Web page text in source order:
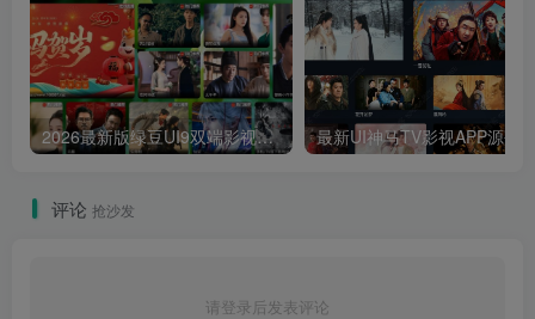
2026最新版绿豆UI9双端影视APP源码
评论 抢沙发
请登录后发表评论